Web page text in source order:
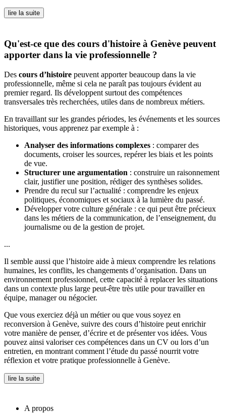
lire la suite
Qu'est-ce que des cours d'histoire à Genève peuvent
apporter dans la vie professionnelle ?
Des cours d’histoire peuvent apporter beaucoup dans la vie
professionnelle, même si cela ne paraît pas toujours évident au
premier regard. Ils développent surtout des compétences
transversales très recherchées, utiles dans de nombreux métiers.
En travaillant sur les grandes périodes, les événements et les sources
historiques, vous apprenez par exemple à :
Analyser des informations complexes : comparer des
documents, croiser les sources, repérer les biais et les points
de vue.
Structurer une argumentation : construire un raisonnement
clair, justifier une position, rédiger des synthèses solides.
Prendre du recul sur l’actualité : comprendre les enjeux
politiques, économiques et sociaux à la lumière du passé.
Développer votre culture générale : ce qui peut être précieux
dans les métiers de la communication, de l’enseignement, du
journalisme ou de la gestion de projet.
...
Il semble aussi que l’histoire aide à mieux comprendre les relations
humaines, les conflits, les changements d’organisation. Dans un
environnement professionnel, cette capacité à replacer les situations
dans un contexte plus large peut-être très utile pour travailler en
équipe, manager ou négocier.
Que vous exerciez déjà un métier ou que vous soyez en
reconversion à Genève, suivre des cours d’histoire peut enrichir
votre manière de penser, d’écrire et de présenter vos idées. Vous
pouvez ainsi valoriser ces compétences dans un CV ou lors d’un
entretien, en montrant comment l’étude du passé nourrit votre
réflexion et votre pratique professionnelle à Genève.
lire la suite
A propos